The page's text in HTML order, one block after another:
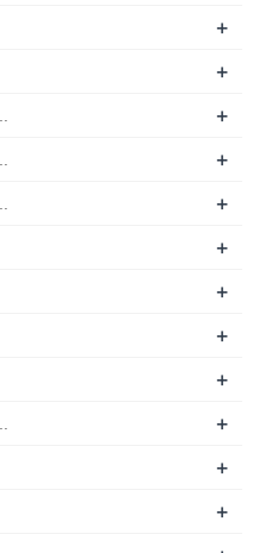
+
+
+
+
+
+
+
+
+
+
+
+